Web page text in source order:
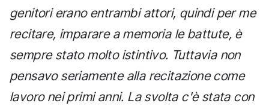
genitori erano entrambi attori, quindi per me
recitare, imparare a memoria le battute, è
sempre stato molto istintivo. Tuttavia non
pensavo seriamente alla recitazione come
lavoro nei primi anni. La svolta c'è stata con